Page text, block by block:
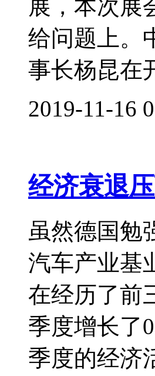
展，本次展
给问题上。
事长杨昆在
2019-11-16
经济衰退
虽然德国勉
汽车产业基
在经历了前
季度增长了
季度的经济